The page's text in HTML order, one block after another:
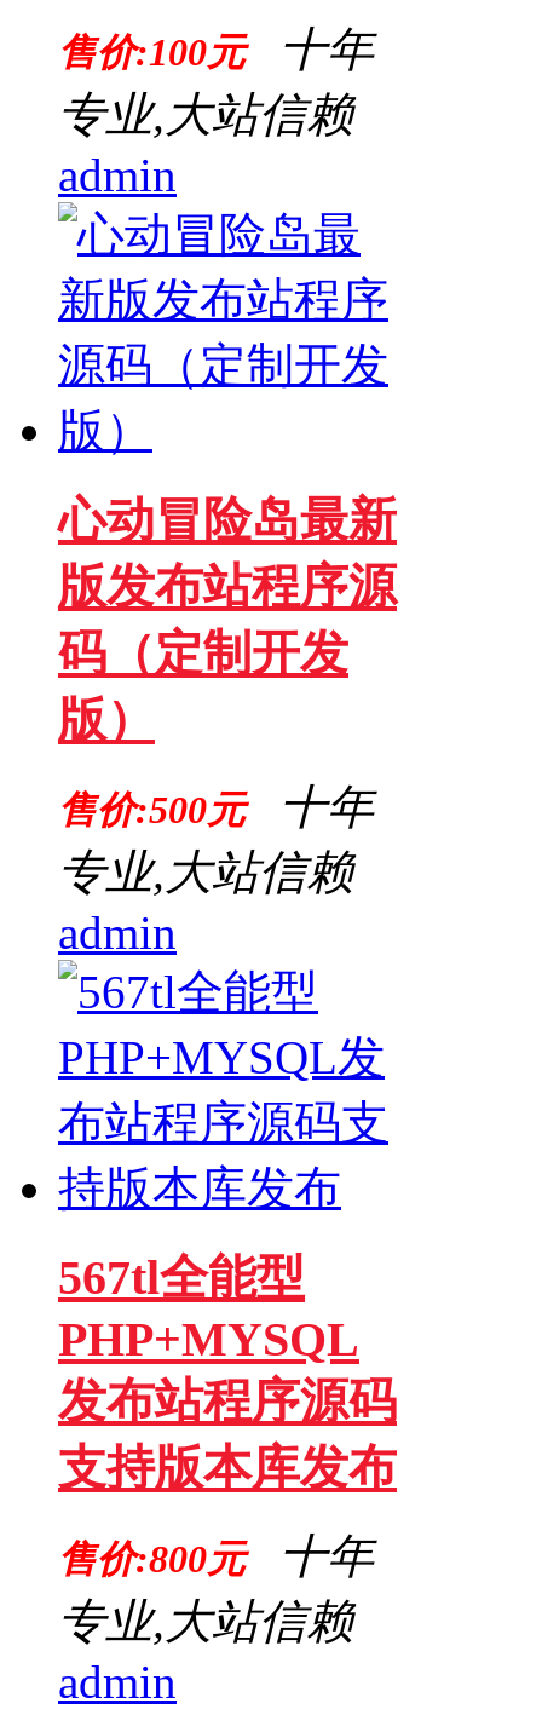
售价:100元
十年
专业,大站信赖
admin
心动冒险岛最新
版发布站程序源
码（定制开发
版）
售价:500元
十年
专业,大站信赖
admin
567tl全能型
PHP+MYSQL
发布站程序源码
支持版本库发布
售价:800元
十年
专业,大站信赖
admin